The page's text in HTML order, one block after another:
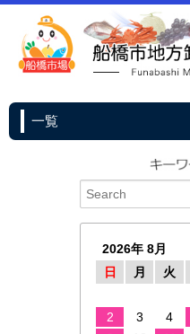
一覧
2026年 8月
日
月 火
2
3 4